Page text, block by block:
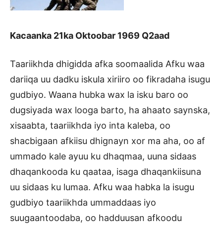
Kacaanka 21ka Oktoobar 1969 Q2aad
Taariikhda dhigidda afka soomaalida Afku waa
dariiqa uu dadku iskula xiriiro oo fikradaha isugu
gudbiyo. Waana hubka wax la isku baro oo
dugsiyada wax looga barto, ha ahaato saynska,
xisaabta, taariikhda iyo inta kaleba, oo
shacbigaan afkiisu dhignayn xor ma aha, oo af
ummado kale ayuu ku dhaqmaa, uuna sidaas
dhaqankooda ku qaataa, isaga dhaqankiisuna
uu sidaas ku lumaa. Afku waa habka la isugu
gudbiyo taariikhda ummaddaas iyo
suugaantoodaba, oo hadduusan afkoodu